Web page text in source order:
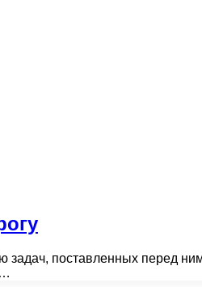
поставленных перед